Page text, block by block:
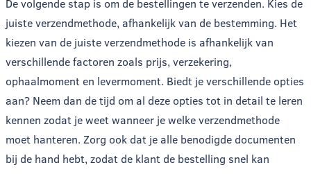
De volgende stap is om de bestellingen te verzenden. Kies de
juiste verzendmethode, afhankelijk van de bestemming. Het
kiezen van de juiste verzendmethode is afhankelijk van
verschillende factoren zoals prijs, verzekering,
ophaalmoment en levermoment. Biedt je verschillende opties
aan? Neem dan de tijd om al deze opties tot in detail te leren
kennen zodat je weet wanneer je welke verzendmethode
moet hanteren. Zorg ook dat je alle benodigde documenten
bij de hand hebt, zodat de klant de bestelling snel kan